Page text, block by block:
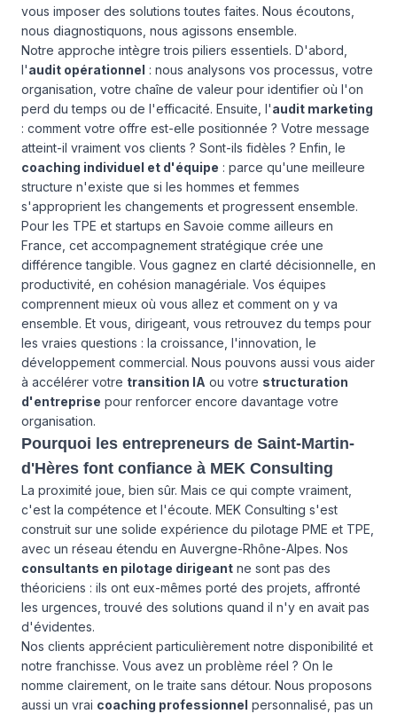
vous imposer des solutions toutes faites. Nous écoutons,
nous diagnostiquons, nous agissons ensemble.
Notre approche intègre trois piliers essentiels. D'abord,
l'audit opérationnel : nous analysons vos processus, votre
organisation, votre chaîne de valeur pour identifier où l'on
perd du temps ou de l'efficacité. Ensuite, l'audit marketing
: comment votre offre est-elle positionnée ? Votre message
atteint-il vraiment vos clients ? Sont-ils fidèles ? Enfin, le
coaching individuel et d'équipe : parce qu'une meilleure
structure n'existe que si les hommes et femmes
s'approprient les changements et progressent ensemble.
Pour les TPE et startups en Savoie comme ailleurs en
France, cet accompagnement stratégique crée une
différence tangible. Vous gagnez en clarté décisionnelle, en
productivité, en cohésion managériale. Vos équipes
comprennent mieux où vous allez et comment on y va
ensemble. Et vous, dirigeant, vous retrouvez du temps pour
les vraies questions : la croissance, l'innovation, le
développement commercial. Nous pouvons aussi vous aider
à accélérer votre transition IA ou votre structuration
d'entreprise pour renforcer encore davantage votre
organisation.
Pourquoi les entrepreneurs de Saint-Martin-
d'Hères font confiance à MEK Consulting
La proximité joue, bien sûr. Mais ce qui compte vraiment,
c'est la compétence et l'écoute. MEK Consulting s'est
construit sur une solide expérience du pilotage PME et TPE,
avec un réseau étendu en Auvergne-Rhône-Alpes. Nos
consultants en pilotage dirigeant ne sont pas des
théoriciens : ils ont eux-mêmes porté des projets, affronté
les urgences, trouvé des solutions quand il n'y en avait pas
d'évidentes.
Nos clients apprécient particulièrement notre disponibilité et
notre franchisse. Vous avez un problème réel ? On le
nomme clairement, on le traite sans détour. Nous proposons
aussi un vrai coaching professionnel personnalisé, pas un